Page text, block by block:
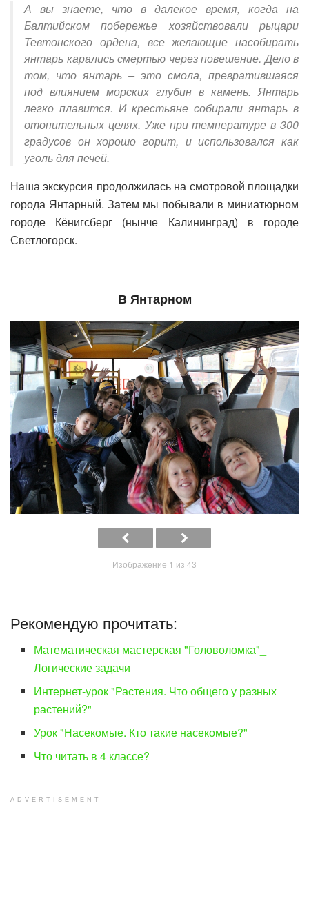
А вы знаете, что в далекое время, когда на
Балтийском побережье хозяйствовали рыцари
Тевтонского ордена, все желающие насобирать
янтарь карались смертью через повешение. Дело в
том, что янтарь – это смола, превратившаяся
под влиянием морских глубин в камень. Янтарь
легко плавится. И крестьяне собирали янтарь в
отопительных целях. Уже при температуре в 300
градусов он хорошо горит, и использовался как
уголь для печей.
Наша экскурсия продолжилась на смотровой площадки
города Янтарный. Затем мы побывали в миниатюрном
городе Кёнигсберг (нынче Калининград) в городе
Светлогорск.
В Янтарном
Изображение 1 из 43
Рекомендую прочитать:
Математическая мастерская "Головоломка"_
Логические задачи
Интернет-урок "Растения. Что общего у разных
растений?"
Урок "Насекомые. Кто такие насекомые?"
Что читать в 4 классе?
ADVERTISEMENT